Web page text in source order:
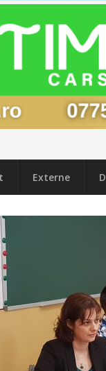
Externe